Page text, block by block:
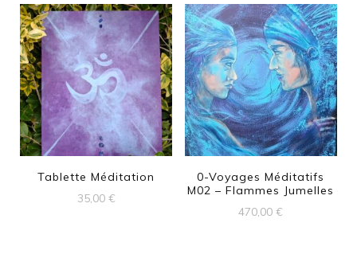
Tablette Méditation
35,00 €
0-Voyages Méditatifs
M02 – Flammes Jumelles
470,00€